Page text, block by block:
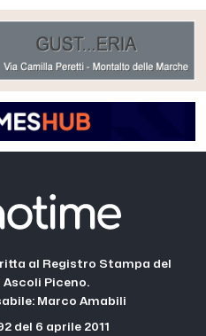
al Registro Stampa del
Piceno.
Marco Amabili
del 6 aprile 2011